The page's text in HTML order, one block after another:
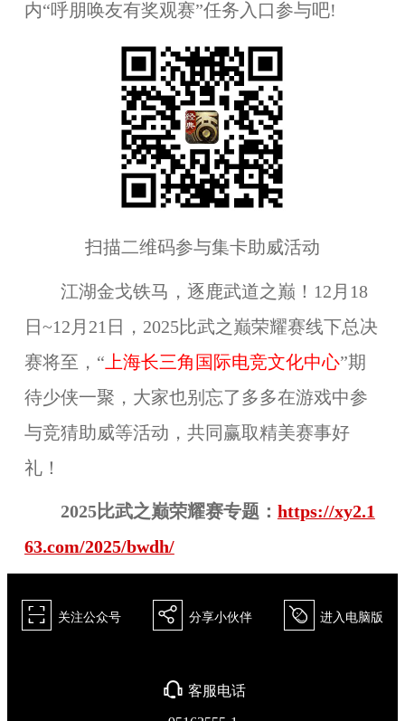
内“呼朋唤友有奖观赛”任务入口参与吧!
扫描二维码参与集卡助威活动
江湖金戈铁马，逐鹿武道之巅！12月18
日~12月21日，2025比武之巅荣耀赛线下总决
赛将至，“ 上海长三角国际电竞文化中心”期
待少侠一聚，大家也别忘了多多在游戏中参
与竞猜助威等活动，共同赢取精美赛事好
礼！
2025比武之巅荣耀赛专题： https://xy2.1
63.com/2025/bwdh/
򰀁 关注公众号 򰀂 分享小伙伴 򰀄 进入电脑版
򰀃 客服电话